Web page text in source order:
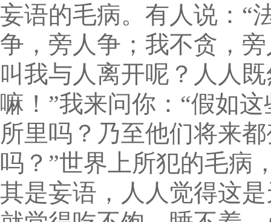
妄语的毛病。有人说：“
争，旁人争；我不贪，
叫我与人离开呢？人人
嘛！”我来问你：“假如
所里吗？乃至他们将来
吗？”世界上所犯的毛病
其是妄语，人人觉得这